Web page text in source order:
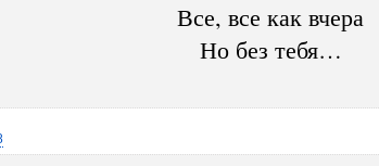
Все, все как вчера
Но без тебя…